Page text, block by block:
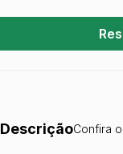
DescriçãoConfira